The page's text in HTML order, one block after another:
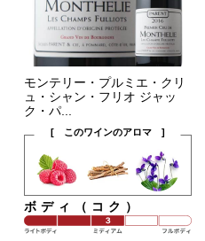
モンテリー・プルミエ・クリ
ュ・シャン・フリオ ジャッ
ク・パ...
[ このワインのアロマ ]
ボディ（コク）